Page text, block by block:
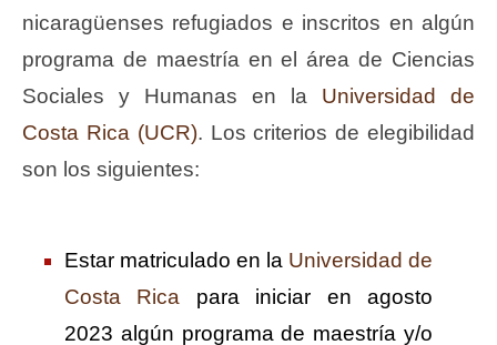
nicaragüenses refugiados e inscritos en algún
programa de maestría en el área de Ciencias
Sociales y Humanas en la Universidad de
Costa Rica (UCR). Los criterios de elegibilidad
son los siguientes:
Estar matriculado en la Universidad de
Costa Rica
para iniciar en agosto
2023 algún programa de maestría y/o